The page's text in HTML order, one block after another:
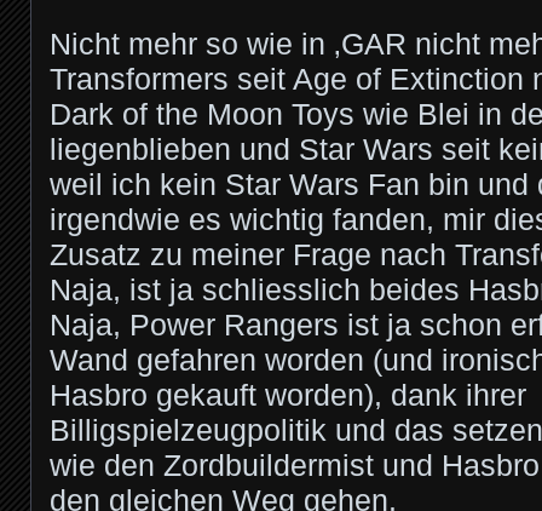
Nicht mehr so wie in ‚GAR nicht
Transformers seit Age of Extinction
Dark of the Moon Toys wie Blei in
liegenblieben und Star Wars seit
weil ich kein Star Wars Fan bin und
irgendwie es wichtig fanden, mir
Zusatz zu meiner Frage nach
Naja, ist ja schliesslich beides
Naja, Power Rangers ist ja schon
Wand gefahren worden (und
Hasbro gekauft worden), dank ihrer
Billigspielzeugpolitik und das setzen
wie den Zordbuildermist und
den gleichen Weg gehen.